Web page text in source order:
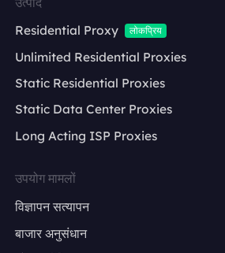
Residential Proxy
लोकप्रिय
Unlimited Residential Proxies
Static Residential Proxies
Static Data Center Proxies
Long Acting ISP Proxies
उपयोग मामलों
विज्ञापन सत्यापन
बाजार अनुसंधान